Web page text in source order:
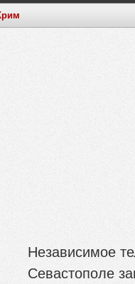
Независимое
Севастополе